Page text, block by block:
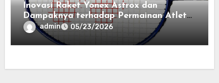
Inovasi Raket Yonex Astrox dan
Dampaknya terhadap Permainan Atlet
Bulu Tangkis Profesional
admin 05/23/2026